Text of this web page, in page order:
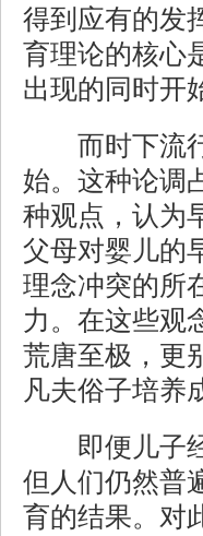
得到应有的发
育理论的核心
出现的同时开
而时下流行
始。这种论调
种观点，认为
父母对婴儿的
理念冲突的所
力。在这些观
荒唐至极，更
凡夫俗子培养
即便儿子经
但人们仍然普
育的结果。对